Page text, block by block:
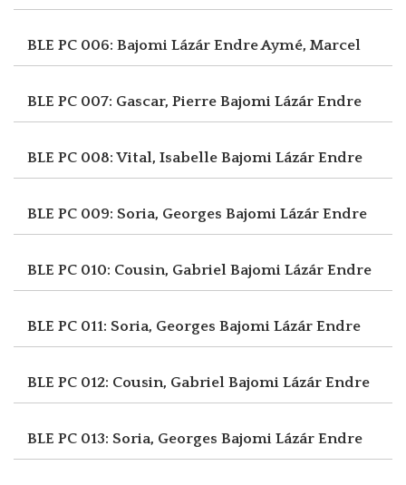
BLE PC 006: Bajomi Lázár EndreAymé, Marcel
BLE PC 007: Gascar, Pierre Bajomi Lázár Endre
BLE PC 008: Vital, Isabelle Bajomi Lázár Endre
BLE PC 009: Soria, Georges Bajomi Lázár Endre
BLE PC 010: Cousin, Gabriel Bajomi Lázár Endre
BLE PC 011: Soria, Georges Bajomi Lázár Endre
BLE PC 012: Cousin, Gabriel Bajomi Lázár Endre
BLE PC 013: Soria, Georges Bajomi Lázár Endre